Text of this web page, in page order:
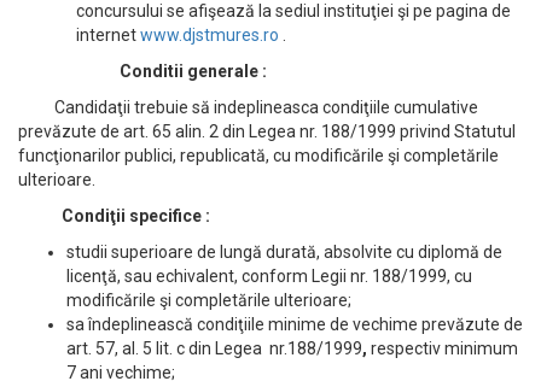
concursului se afişează la sediul instituţiei şi pe pagina de
internetwww.djstmures.ro
Conditii generale :
Candidaţii trebuie să indeplineasca condiţiile cumulative
prevăzute de art. 65 alin. 2 din Legea nr. 188/1999 privind Statutul
funcţionarilor publici, republicată, cu modificările şi completările
ulterioare.
Condiţii specifice :
studii superioare de lungă durată, absolvite cu diplomă de
licenţă, sau echivalent, conform Legii nr. 188/1999, cu
modificările şi completările ulterioare;
sa îndeplinească condiţiile minime de vechime prevăzute de
art. 57, al. 5 lit. c din Legea nr.188/1999, respectiv minimum
7 ani vechime;